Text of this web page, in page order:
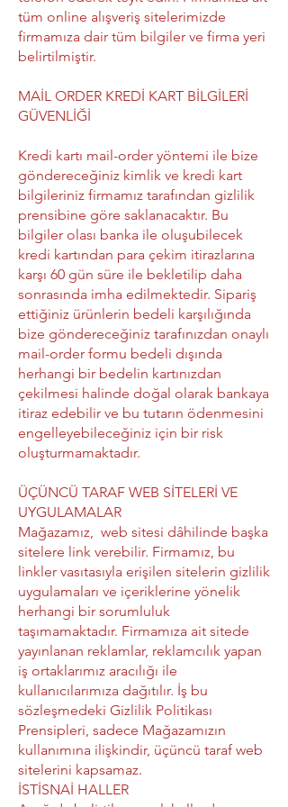
tüm online alışveriş sitelerimizde
firmamıza dair tüm bilgiler ve firma yeri
belirtilmiştir.
MAİL ORDER KREDİ KART BİLGİLERİ
GÜVENLİĞİ
Kredi kartı mail-order yöntemi ile bize
göndereceğiniz kimlik ve kredi kart
bilgileriniz firmamız tarafından gizlilik
prensibine göre saklanacaktır. Bu
bilgiler olası banka ile oluşubilecek
kredi kartından para çekim itirazlarına
karşı 60 gün süre ile bekletilip daha
sonrasında imha edilmektedir. Sipariş
ettiğiniz ürünlerin bedeli karşılığında
bize göndereceğiniz tarafınızdan onaylı
mail-order formu bedeli dışında
herhangi bir bedelin kartınızdan
çekilmesi halinde doğal olarak bankaya
itiraz edebilir ve bu tutarın ödenmesini
engelleyebileceğiniz için bir risk
oluşturmamaktadır.
ÜÇÜNCÜ TARAF WEB SİTELERİ VE
UYGULAMALAR
Mağazamız, web sitesi dâhilinde başka
sitelere link verebilir. Firmamız, bu
linkler vasıtasıyla erişilen sitelerin gizlilik
uygulamaları ve içeriklerine yönelik
herhangi bir sorumluluk
taşımamaktadır. Firmamıza ait sitede
yayınlanan reklamlar, reklamcılık yapan
iş ortaklarımız aracılığı ile
kullanıcılarımıza dağıtılır. İş bu
sözleşmedeki Gizlilik Politikası
Prensipleri, sadece Mağazamızın
kullanımına ilişkindir, üçüncü taraf web
sitelerini kapsamaz.
İSTİSNAİ HALLER